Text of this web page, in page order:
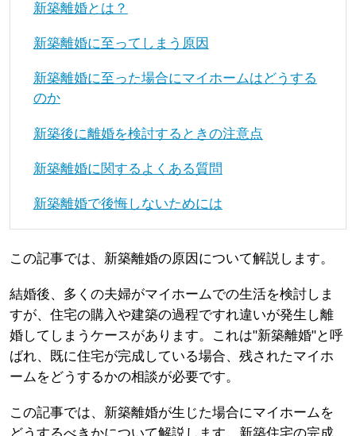
新築離婚とは？
新築離婚に至ってしまう原因
新築離婚に至った場合にマイホームはどうする
のか
新築後に離婚を検討するときの注意点
新築離婚に関するよくある質問
新築離婚で後悔しないためには
この記事では、新築離婚の原因について解説します。
結婚後、多くの夫婦がマイホームでの生活を検討しま
すが、住宅の購入や建築の過程ですれ違いが発生し離
婚してしまうケースがあります。これは"新築離婚"と呼
ばれ、既に住宅が完成している場合、残されたマイホ
ームをどうするかの相談が必要です。
この記事では、新築離婚が生じた場合にマイホームを